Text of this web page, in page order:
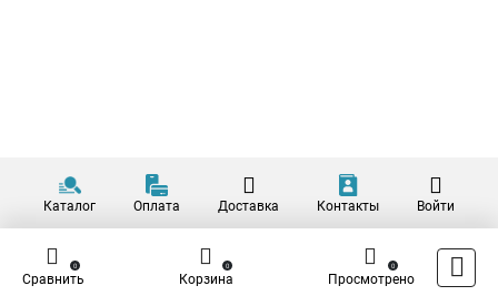
Каталог Оплата Доставка Контакты Войти
Сравнить
0
Корзина
0
Просмотрено
0